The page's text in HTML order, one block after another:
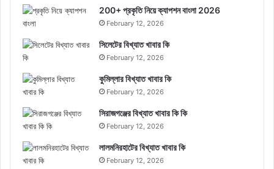
200+ প্রকৃতি নিয়ে ক্যাপশন বাংলা 2026
February 12, 2026
সিলেটের বিখ্যাত খাবার কি
February 12, 2026
কুমিল্লার বিখ্যাত খাবার কি
February 12, 2026
সিরাজগঞ্জের বিখ্যাত খাবার কি কি
February 12, 2026
লালমনিরহাটের বিখ্যাত খাবার কি
February 12, 2026